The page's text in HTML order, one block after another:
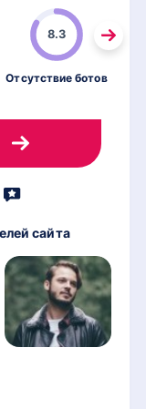
8.3
Отсутствие ботов
сайта